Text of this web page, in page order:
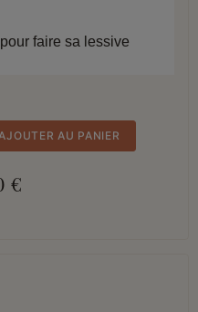
faire sa lessive
AJOUTER AU PANIER
€